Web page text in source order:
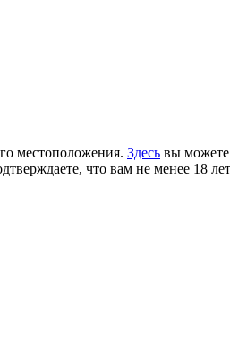
местоположения. Здесь вы можете
что вам не менее 18